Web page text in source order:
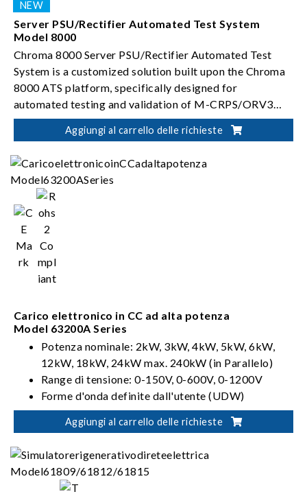
Server PSU/Rectifier Automated Test System
Model 8000
Chroma 8000 Server PSU/Rectifier Automated Test
System is a customized solution built upon the Chroma
8000 ATS platform, specifically designed for
automated testing and validation of M-CRPS/ORV3
server PSUs (i.e. rectifiers).
Aggiungi al carrello delle richieste
Carico elettronico in CC ad alta potenza
Model 63200A Series
Potenza nominale: 2kW, 3kW, 4kW, 5kW, 6kW,
12kW, 18kW, 24kW max. 240kW (in Parallelo)
Range di tensione: 0-150V, 0-600V, 0-1200V
Forme d'onda definite dall'utente (UDW)
Sinc. Controllo dinamico
Aggiungi al carrello delle richieste